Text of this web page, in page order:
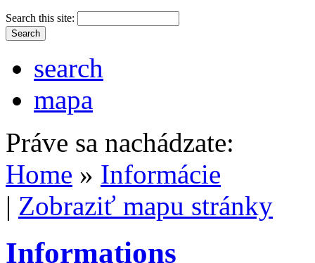
Search this site:
search
mapa
Práve sa nachádzate:
Home » Informácie
| Zobraziť mapu stránky
Informations